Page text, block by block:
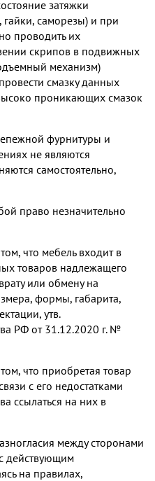
затяжки
саморезы) и при
проводить их
скрипов в подвижных
механизм)
смазку данных
проникающих смазок
фурнитуры и
не являются
самостоятельно,
право незначительно
что мебель входит в
товаров надлежащего
или обмену на
формы, габарита,
утв.
РФ от 31.12.2020 г. №
что приобретая товар
с его недостатками
ссылаться на них в
между сторонами
действующим
на правилах,